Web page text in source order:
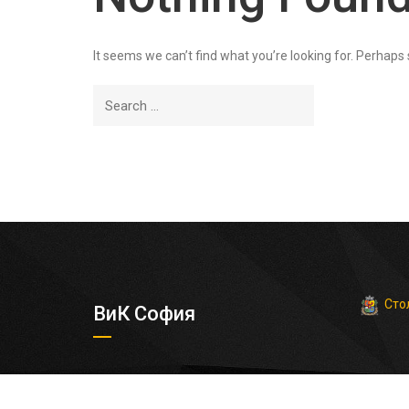
It seems we can’t find what you’re looking for. Perhaps
ВиК София